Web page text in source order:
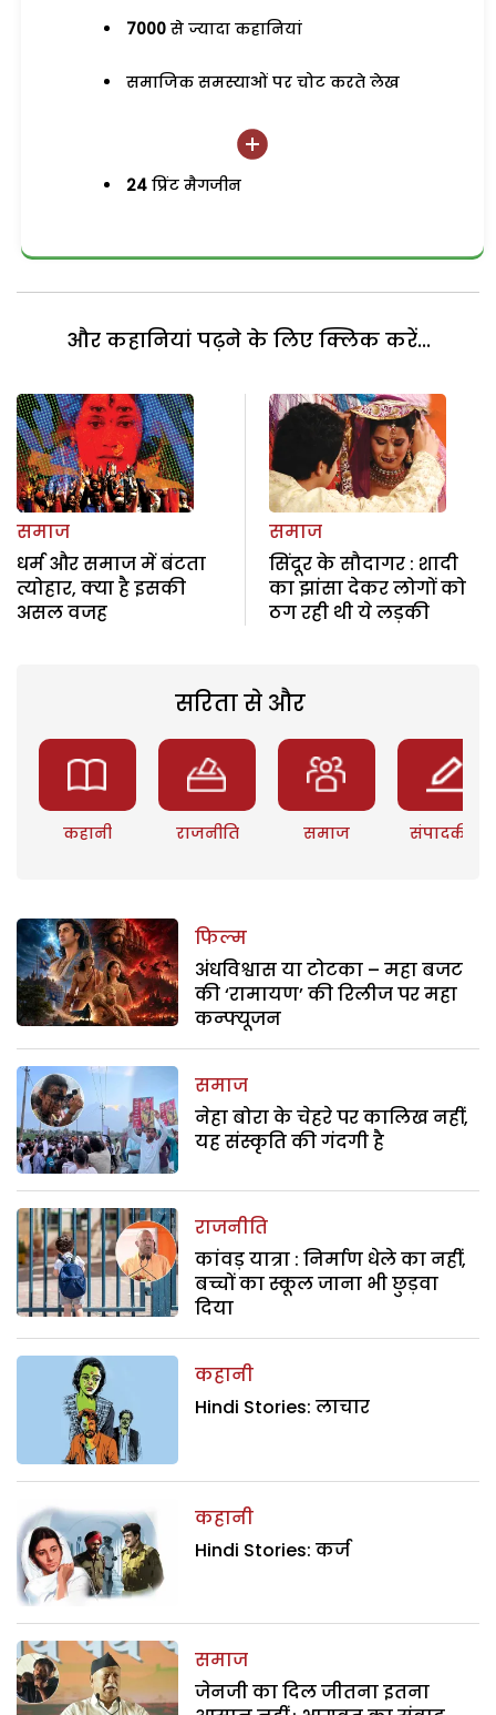
7000 से ज्यादा कहानियां
समाजिक समस्याओं पर चोट करते लेख
24 प्रिंट मैगजीन
और कहानियां पढ़ने के लिए क्लिक करें...
समाज
धर्म और समाज में बंटता
त्योहार, क्या है इसकी
असल वजह
समाज
सिंदूर के सौदागर : शादी
का झांसा देकर लोगों को
ठग रही थी ये लड़की
सरिता से और
कहानी राजनीति समाज संपादकीय
फिल्म
अंधविश्वास या टोटका – महा बजट
की ‘रामायण’ की रिलीज पर महा
कन्फ्यूजन
समाज
नेहा बोरा के चेहरे पर कालिख नहीं,
यह संस्कृति की गंदगी है
राजनीति
कांवड़ यात्रा : निर्माण धेले का नहीं,
बच्चों का स्कूल जाना भी छुड़वा
दिया
कहानी
Hindi Stories: लाचार
कहानी
Hindi Stories: कर्ज
समाज
जेनजी का दिल जीतना इतना